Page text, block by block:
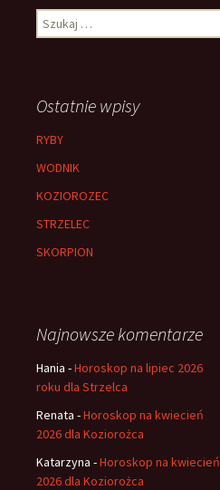
Szukaj:
Ostatnie wpisy
RYBY
WODNIK
KOZIOROZEC
STRZELEC
SKORPION
Najnowsze komentarze
Hania -Horoskop na lipiec 2026
roku dla Strzelca
Renata -Horoskop na kwiecień
2026 dla Koziorożca
Katarzyna -Horoskop na kwiecień
2026 dla Koziorożca